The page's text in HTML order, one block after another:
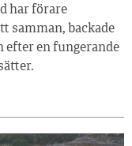
har förare
samman, backade
efter en fungerande